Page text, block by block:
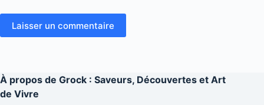
Laisser un commentaire
À propos de Grock : Saveurs, Découvertes et Art
de Vivre